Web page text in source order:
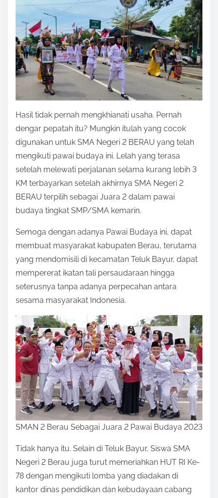
Hasil tidak pernah mengkhianati usaha. Pernah
dengar pepatah itu? Mungkin itulah yang cocok
digunakan untuk SMA Negeri 2 BERAU yang telah
mengikuti pawai budaya ini. Lelah yang terasa
setelah melewati perjalanan selama kurang lebih 3
KM terbayarkan setelah akhirnya SMA Negeri 2
BERAU terpilih sebagai Juara 2 dalam pawai
budaya tingkat SMP/SMA kemarin.
Semoga dengan adanya Pawai Budaya ini, dapat
membuat masyarakat kabupaten Berau, terutama
yang mendomisili di kecamatan Teluk Bayur, dapat
mempererat ikatan tali persaudaraan hingga
seterusnya tanpa adanya perpecahan antara
sesama masyarakat Indonesia.
SMAN 2 Berau Sebagai Juara 2 Pawai Budaya 2023
Tidak hanya itu. Selain di Teluk Bayur, Siswa SMA
Negeri 2 Berau juga turut memeriahkan HUT RI Ke-
78 dengan mengikuti lomba yang diadakan di
kantor dinas pendidikan dan kebudayaan cabang